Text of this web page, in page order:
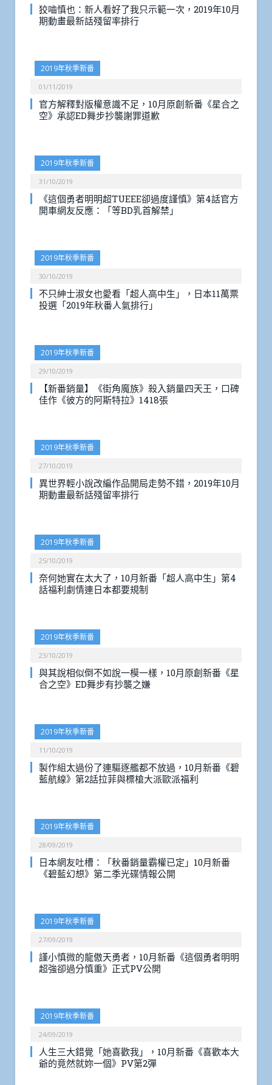
狡嚙慎也：新人看好了我只示範一次，2019年10月
期動畫最新話殘留率排行
2019年秋季新番
01/11/2019
官方解釋對版權意識不足，10月原創新番《星合之
空》承認ED舞步抄襲謝罪道歉
2019年秋季新番
31/10/2019
《這個勇者明明超TUEEE卻過度謹慎》第4話官方
開車網友反應：「等BD乳首解禁」
2019年秋季新番
30/10/2019
不只紳士淑女也愛看「超人高中生」，日本11萬票
投選「2019年秋番人氣排行」
2019年秋季新番
29/10/2019
【新番銷量】《街角魔族》殺入銷量四天王，口碑
佳作《彼方的阿斯特拉》1418張
2019年秋季新番
27/10/2019
異世界輕小說改編作品開局走勢不錯，2019年10月
期動畫最新話殘留率排行
2019年秋季新番
25/10/2019
奈何她實在太大了，10月新番「超人高中生」第4
話福利劇情連日本都要規制
2019年秋季新番
23/10/2019
與其說相似倒不如說一模一樣，10月原創新番《星
合之空》ED舞步有抄襲之嫌
2019年秋季新番
11/10/2019
製作組太過份了連驅逐艦都不放過，10月新番《碧
藍航線》第2話拉菲與標槍大派歐派福利
2019年秋季新番
28/09/2019
日本網友吐槽：「秋番銷量霸權已定」10月新番
《碧藍幻想》第二季光碟情報公開
2019年秋季新番
27/09/2019
謹小慎微的龍傲天勇者，10月新番《這個勇者明明
超強卻過分慎重》正式PV公開
2019年秋季新番
24/09/2019
人生三大錯覺「她喜歡我」，10月新番《喜歡本大
爺的竟然就妳一個》PV第2彈